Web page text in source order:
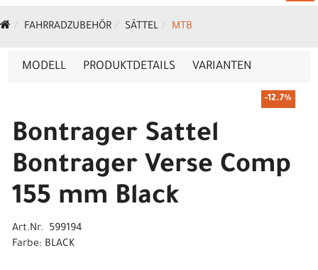
FAHRRADZUBEHÖR SÄTTEL MTB
MODELL PRODUKTDETAILS VARIANTEN
-12.7%
Bontrager Sattel
Bontrager Verse Comp
155 mm Black
Art.Nr. 599194
Farbe: BLACK